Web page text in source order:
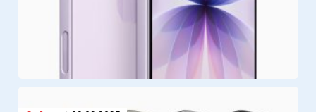
DJI maakt vloggen weer